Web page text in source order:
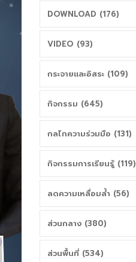
DOWNLOAD (176)
VIDEO (93)
กระจายและอิสระ (109)
กิจกรรม (645)
กลไกความร่วมมือ (131)
กิจกรรมการเรียนรู้ (119)
ลดความเหลื่อมล้ำ (56)
ส่วนกลาง (380)
ส่วนพื้นที่ (534)